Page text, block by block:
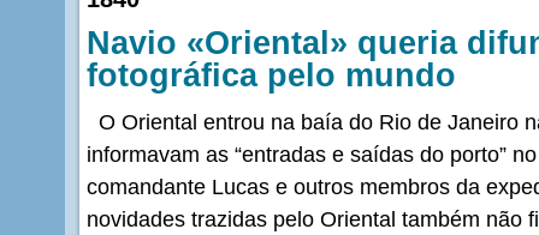
Navio «Oriental» queria
fotográfica pelo mundo
O Oriental entrou na baía do Rio de Janeiro
informavam as “entradas e saídas do porto”
comandante Lucas e outros membros da
novidades trazidas pelo Oriental também não